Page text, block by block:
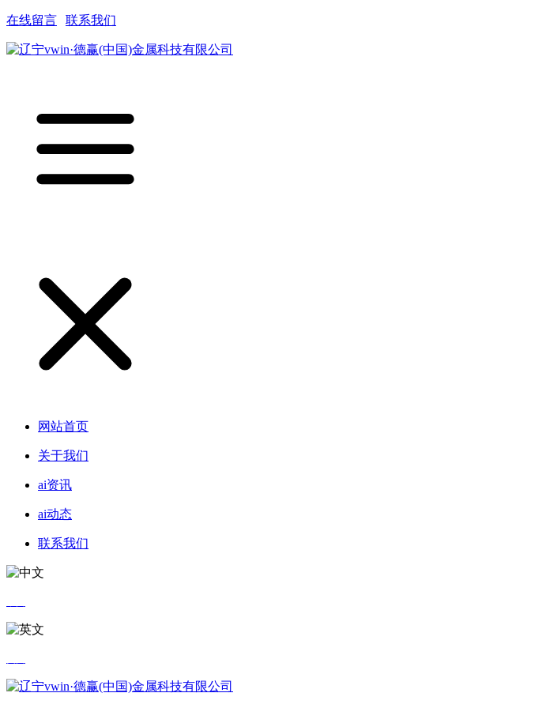
在线留言 联系我们
网站首页
关于我们
ai资讯
ai动态
联系我们